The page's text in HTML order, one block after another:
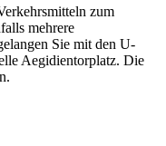
zum
mehrere
Sie mit den U-
Aegidientorplatz. Die